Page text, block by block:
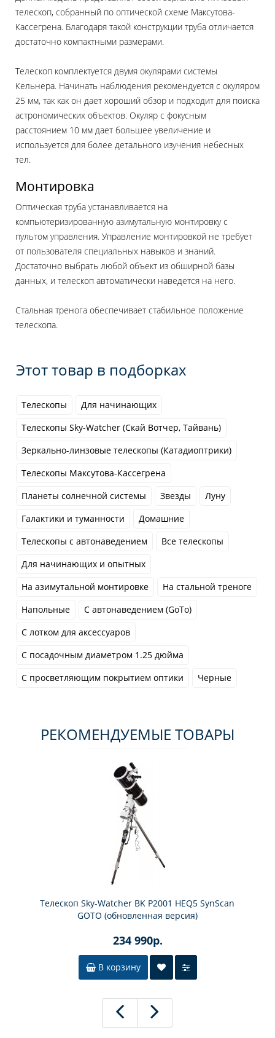
телескоп, собранный по оптической схеме Максутова-
Кассегрена. Благодаря такой конструкции труба отличается
достаточно компактными размерами.
Телескоп комплектуется двумя окулярами системы
Кельнера. Начинать наблюдения рекомендуется с окуляром
25 мм, так как он дает хороший обзор и подходит для поиска
астрономических объектов. Окуляр с фокусным
расстоянием 10 мм дает большее увеличение и
используется для более детального изучения небесных
тел.
Монтировка
Оптическая труба устанавливается на
компьютеризированную азимутальную монтировку с
пультом управления. Управление монтировкой не требует
от пользователя специальных навыков и знаний.
Достаточно выбрать любой объект из обширной базы
данных, и телескоп автоматически наведется на него.
Стальная тренога обеспечивает стабильное положение
телескопа.
Этот товар в подборках
Телескопы
Для начинающих
Телескопы Sky-Watcher (Скай Вотчер, Тайвань)
Зеркально-линзовые телескопы (Катадиоптрики)
Телескопы Максутова-Кассегрена
Планеты солнечной системы
Звезды
Луну
Галактики и туманности
Домашние
Телескопы с автонаведением
Все телескопы
Для начинающих и опытных
На азимутальной монтировке
На стальной треноге
Напольные
С автонаведением (GoTo)
С лотком для аксессуаров
С посадочным диаметром 1.25 дюйма
С просветляющим покрытием оптики
Черные
РЕКОМЕНДУЕМЫЕ ТОВАРЫ
Телескоп Sky-Watcher BK P2001 HEQ5 SynScan
GOTO (обновленная версия)
234 990р.
В корзину